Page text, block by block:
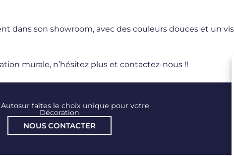
dans son showroom, avec des couleurs douces et un
murale, n’hésitez plus et contactez-nous !!
faites le choix unique pour votre
Décoration
NOUS CONTACTER